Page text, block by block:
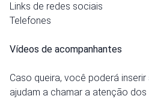
Links de redes sociais
Telefones
Vídeos de acompanhantes
Caso queira, você poderá
ajudam a chamar a atenção dos